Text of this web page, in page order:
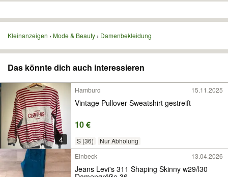
Kleinanzeigen Mode & Beauty Damenbekleidung
Das könnte dich auch interessieren
4
Hamburg 15.11.2025
Vintage Pullover Sweatshirt gestreift
10 €
S (36) Nur Abholung
Einbeck 13.04.2026
Jeans Levi's 311 Shaping Skinny w29/l30